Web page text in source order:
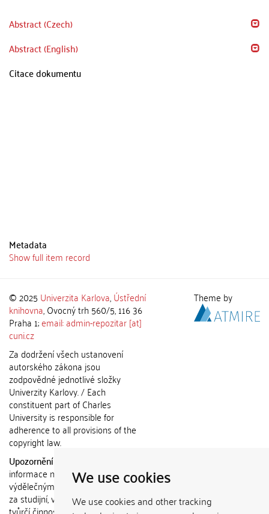
We use cookies
We use cookies and other tracking
Abstract (Czech)
Abstract (English)
Citace dokumentu
Metadata
Show full item record
© 2025 Univerzita Karlova,Ústřední
knihovna, Ovocný trh 560/5, 116 36
Praha 1;email: admin-repozitar [at]
cuni.cz
Za dodržení všech ustanovení
autorského zákona jsou
zodpovědné jednotlivé složky
Univerzity Karlovy. / Each
constituent part of Charles
University is responsible for
adherence to all provisions of the
copyright law.
Upozornění / Notice:
informace nemohou být použity k
výdělečným účelům nebo vydávány
za studijní, vědeckou nebo jinou
Theme by